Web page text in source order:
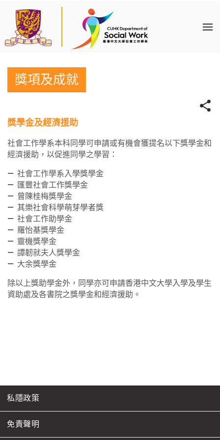
獎項及成就
獎學金及經濟援助
社會工作學系本科同學可申請或有機會獲提名以下獎學金和
經濟援助，以促進同學之學習：
社會工作學系入學獎學金
匯豐社會工作獎學金
曾陳桂梅獎學金
其樂社會科學萌芽學者獎
社會工作助學金
羅怡基獎學金
靈機獎學金
譚韌就夫人獎學金
大余獎學金
除以上獎助學金外，同學亦可申請香港中文大學入學及學生
資助處及各書院之獎學金和經濟援助。
私隱政策
免責聲明